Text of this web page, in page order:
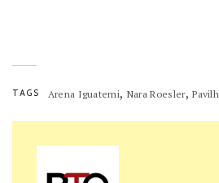
TAGS Arena Iguatemi, Nara Roesler,